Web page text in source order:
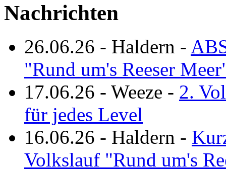
Nachrichten
26.06.26 - Haldern -
"Rund um's Reeser
17.06.26 - Weeze - 2.
für jedes Level
16.06.26 - Haldern -
Volkslauf "Rund um's